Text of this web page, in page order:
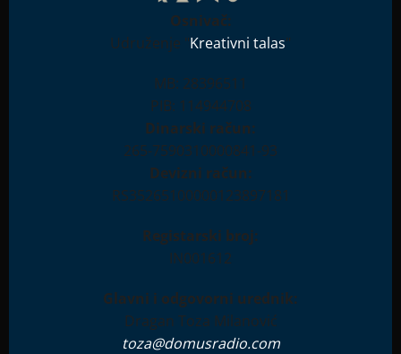
Osnivač:
Udruženje "Kreativni talas"
MB: 28396511
PIB: 114944708
Dinarski račun:
265-7590310000841-93
Devizni račun:
RS35265100000123897181
Registarski broj:
IN001612
Glavni i odgovorni urednik:
Dragan Toza Milanović
toza@domusradio.com